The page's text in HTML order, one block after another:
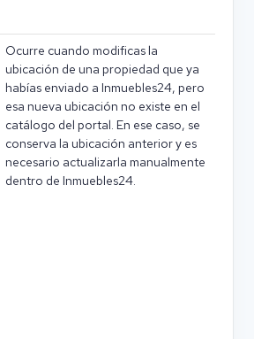
Ocurre cuando modificas la
ubicación de una propiedad que ya
habías enviado a Inmuebles24, pero
esa nueva ubicación no existe en el
catálogo del portal. En ese caso, se
conserva la ubicación anterior y es
necesario actualizarla manualmente
dentro de Inmuebles24.